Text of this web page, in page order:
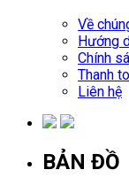
Về
Hướng
Chính
Thanh
Liên hệ
BẢN ĐỒ